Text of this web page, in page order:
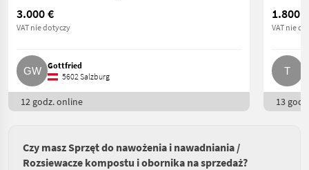
3.000 €
VAT nie dotyczy
Gottfried
5602 Salzburg
12 godz. online
1.800 €
VAT nie
13
Czy masz Sprzęt do nawożenia i nawadniania /
Rozsiewacze kompostu i obornika na sprzedaż?